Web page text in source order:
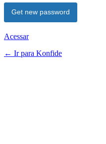
Acessar
← Ir para Konfide